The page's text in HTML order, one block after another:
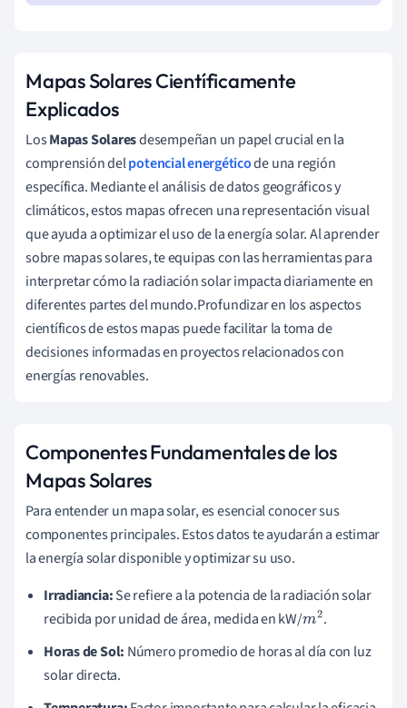
Mapas Solares Científicamente
Explicados
LosMapas Solaresdesempeñan un papel crucial en la
comprensión delpotencial energéticode una región
específica. Mediante el análisis de datos geográficos y
climáticos, estos mapas ofrecen una representación visual
que ayuda a optimizar el uso de la energía solar. Al aprender
sobre mapas solares, te equipas con las herramientas para
interpretar cómo la radiación solar impacta diariamente en
diferentes partes del mundo.Profundizar en los aspectos
científicos de estos mapas puede facilitar la toma de
decisiones informadas en proyectos relacionados con
energías renovables.
Componentes Fundamentales de los
Mapas Solares
Para entender un mapa solar, es esencial conocer sus
componentes principales. Estos datos te ayudarán a estimar
la energía solar disponible y optimizar su uso.
Irradiancia:Se refiere a la potencia de la radiación solar
recibida por unidad de área, medida en kW/m2.
Horas de Sol: Número promedio de horas al día con luz
solar directa.